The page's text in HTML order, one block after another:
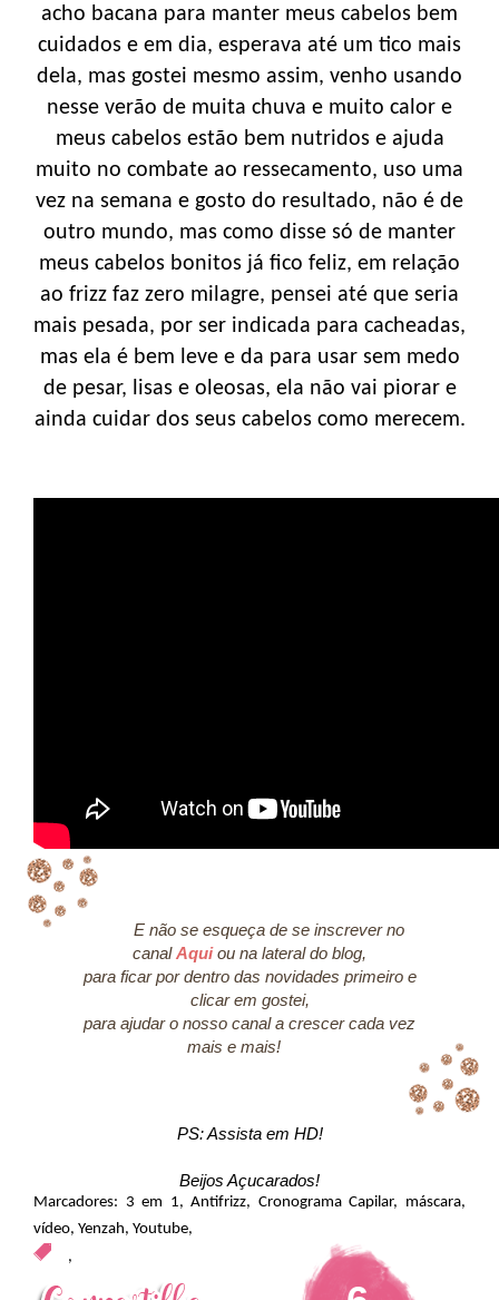
acho bacana para manter meus cabelos bem
cuidados e em dia, esperava até um tico mais
dela, mas gostei mesmo assim, venho usando
nesse verão de muita chuva e muito calor e
meus cabelos estão bem nutridos e ajuda
muito no combate ao ressecamento, uso uma
vez na semana e gosto do resultado, não é de
outro mundo, mas como disse só de manter
meus cabelos bonitos já fico feliz, em relação
ao frizz faz zero milagre, pensei até que seria
mais pesada, por ser indicada para cacheadas,
mas ela é bem leve e da para usar sem medo
de pesar, lisas e oleosas, ela não vai piorar e
ainda cuidar dos seus cabelos como merecem.
E não se esqueça de se inscrever no
canalAquiou na lateral do blog,
para ficar por dentro das novidades primeiro e
clicar em gostei,
para ajudar o nosso canal a crescer cada vez
mais e mais!
PS: Assista em HD!
Beijos Açucarados!
Marcadores: 3 em 1,Antifrizz, Cronograma Capilar, máscara,
vídeo, Yenzah, Youtube,
,